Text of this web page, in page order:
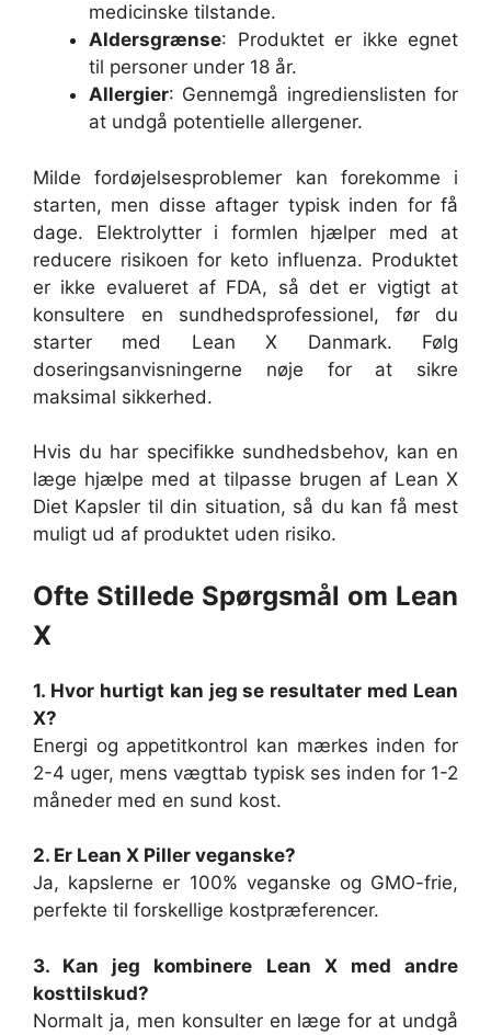
medicinske tilstande.
Aldersgrænse: Produktet er ikke egnet
til personer under 18 år.
Allergier: Gennemgå ingredienslisten for
at undgå potentielle allergener.
Milde fordøjelsesproblemer kan forekomme i
starten, men disse aftager typisk inden for få
dage. Elektrolytter i formlen hjælper med at
reducere risikoen for keto influenza. Produktet
er ikke evalueret af FDA, så det er vigtigt at
konsultere en sundhedsprofessionel, før du
starter med Lean X Danmark. Følg
doseringsanvisningerne nøje for at sikre
maksimal sikkerhed.
Hvis du har specifikke sundhedsbehov, kan en
læge hjælpe med at tilpasse brugen af Lean X
Diet Kapsler til din situation, så du kan få mest
muligt ud af produktet uden risiko.
Ofte Stillede Spørgsmål om Lean
X
1. Hvor hurtigt kan jeg se resultater med Lean
X?
Energi og appetitkontrol kan mærkes inden for
2-4 uger, mens vægttab typisk ses inden for 1-2
måneder med en sund kost.
2. Er Lean X Piller veganske?
Ja, kapslerne er 100% veganske og GMO-frie,
perfekte til forskellige kostpræferencer.
3. Kan jeg kombinere Lean X med andre
kosttilskud?
Normalt ja, men konsulter en læge for at undgå